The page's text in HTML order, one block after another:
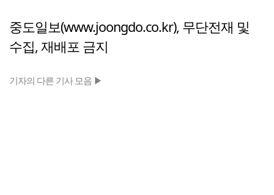
중도일보(www.joongdo.co.kr), 무단전재 및
수집, 재배포 금지
기자의 다른 기사 모음 ▶